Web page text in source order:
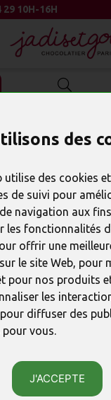
des
utilise des cookies
de suivi pour
navigation aux
les fonctionnalités
offrir une
le site Web, pour
pour nos produits
les
pour diffuser des
pour vous.
J'ACCEPTE
29 10H-16H
CASE